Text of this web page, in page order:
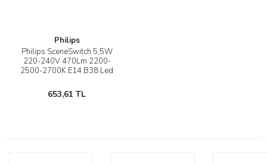
Philips
Philips SceneSwitch 5,5W
220-240V 470Lm 2200-
2500-2700K E14 B38 Led
653,61 TL